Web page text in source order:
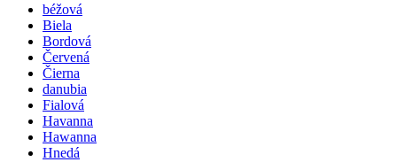
béžová
Biela
Bordová
Červená
Čierna
danubia
Fialová
Havanna
Hawanna
Hnedá